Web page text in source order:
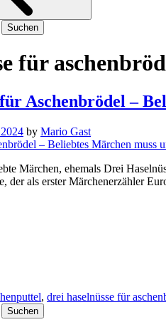
für
Aschenbrödel –
by Mario Gast
Märchen, ehemals Drei
der als erster Märchenerzähler
, drei haselnüsse für